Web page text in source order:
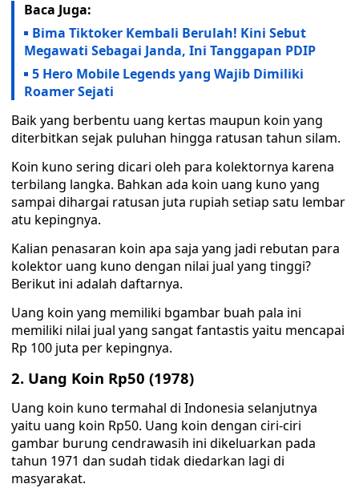
Baca Juga:
Bima Tiktoker Kembali Berulah! Kini Sebut
Megawati Sebagai Janda, Ini Tanggapan PDIP
5 Hero Mobile Legends yang Wajib Dimiliki
Roamer Sejati
Baik yang berbentu uang kertas maupun koin yang
diterbitkan sejak puluhan hingga ratusan tahun silam.
Koin kuno sering dicari oleh para kolektornya karena
terbilang langka. Bahkan ada koin uang kuno yang
sampai dihargai ratusan juta rupiah setiap satu lembar
atu kepingnya.
Kalian penasaran koin apa saja yang jadi rebutan para
kolektor uang kuno dengan nilai jual yang tinggi?
Berikut ini adalah daftarnya.
Uang koin yang memiliki bgambar buah pala ini
memiliki nilai jual yang sangat fantastis yaitu mencapai
Rp 100 juta per kepingnya.
2. Uang Koin Rp50 (1978)
Uang koin kuno termahal di Indonesia selanjutnya
yaitu uang koin Rp50. Uang koin dengan ciri-ciri
gambar burung cendrawasih ini dikeluarkan pada
tahun 1971 dan sudah tidak diedarkan lagi di
masyarakat.